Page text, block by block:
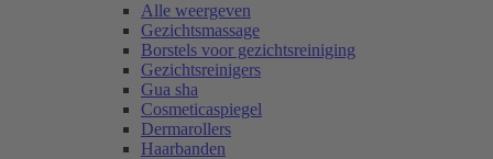
Alle weergeven
Gezichtsmassage
Borstels voor gezichtsreiniging
Gezichtsreinigers
Gua sha
Cosmeticaspiegel
Dermarollers
Haarbanden